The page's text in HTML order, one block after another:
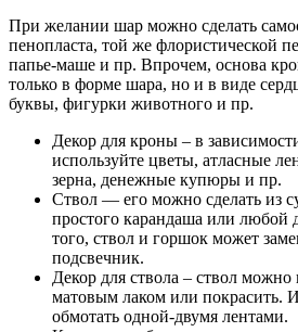
При желании шар можно сделать
пенопласта, той же флористической
папье-маше и пр. Впрочем, основа
только в форме шара, но и в виде
буквы, фигурки животного и пр.
Декор для кроны – в
используйте цветы, атласные
зерна, денежные купюры и пр.
Ствол — его можно сделать из
простого карандаша или любой
того, ствол и горшок может
подсвечник.
Декор для ствола – ствол
матовым лаком или покрасить.
обмотать одной-двумя лентами.